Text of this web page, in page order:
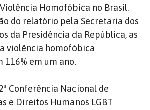
Homofóbica no Brasil.
do relatório pela Secretaria dos
da Presidência da República, as
violência homofóbica
em um ano.
Conferência Nacional de
e Direitos Humanos LGBT